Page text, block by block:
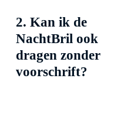
2. Kan ik de
NachtBril ook
dragen zonder
voorschrift?